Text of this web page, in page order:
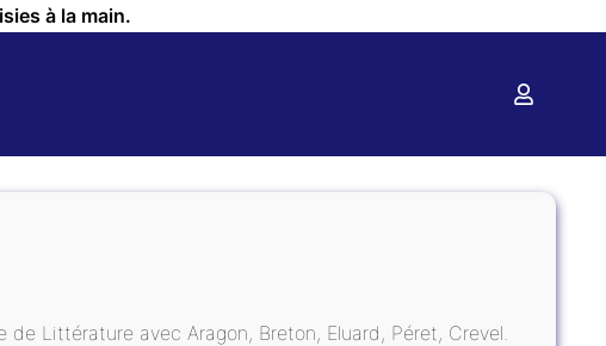
à la main.
Littérature avec Aragon, Breton, Eluard, Péret, Crevel.